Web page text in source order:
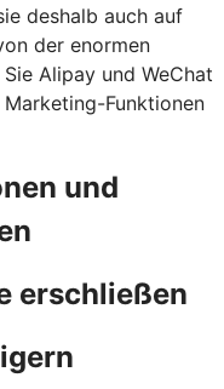
deshalb auch auf
der enormen
Alipay und WeChat
Funktionen
und
erschließen